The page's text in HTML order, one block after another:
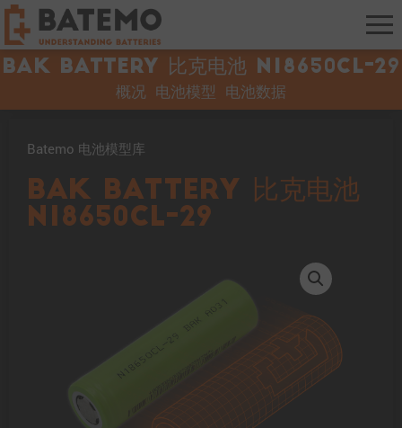
BAK Battery 比克电池 N18650CL-29
概况 电池模型 电池数据
Batemo 电池模型库
BAK Battery 比克电池
N18650CL-29